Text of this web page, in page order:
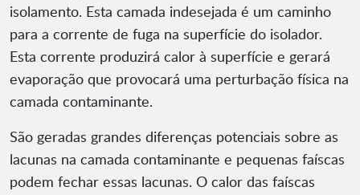
isolamento. Esta camada indesejada é um caminho
para a corrente de fuga na superfície do isolador.
Esta corrente produzirá calor à superfície e gerará
evaporação que provocará uma perturbação física na
camada contaminante.
São geradas grandes diferenças potenciais sobre as
lacunas na camada contaminante e pequenas faíscas
podem fechar essas lacunas. O calor das faíscas